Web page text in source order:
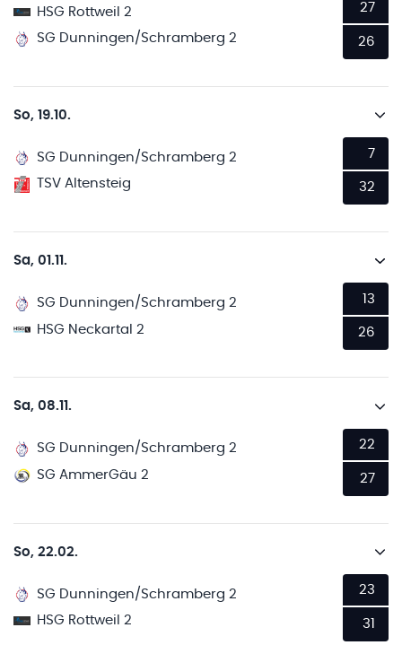
HSG Rottweil 2
SG Dunningen/Schramberg 2
27
26
So, 19.10.
SG Dunningen/Schramberg 2
TSV Altensteig
7
32
Sa, 01.11.
SG Dunningen/Schramberg 2
HSG Neckartal 2
13
26
Sa, 08.11.
SG Dunningen/Schramberg 2
SG AmmerGäu 2
22
27
So, 22.02.
SG Dunningen/Schramberg 2
HSG Rottweil 2
23
31